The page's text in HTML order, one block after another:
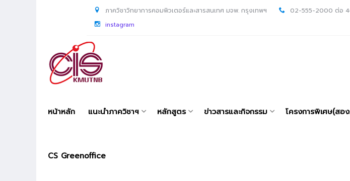
ภาควิชาวิทยาการคอมพิวเตอร์และสารสนเทศ มจพ. กรุงเทพฯ 02-555-2000 ต่อ
instagram
หน้าหลัก แนะนำภาควิชาฯ หลักสูตร ข่าวสารและกิจกรรม โครงการพิเศษ(สอ
CS Greenoffice